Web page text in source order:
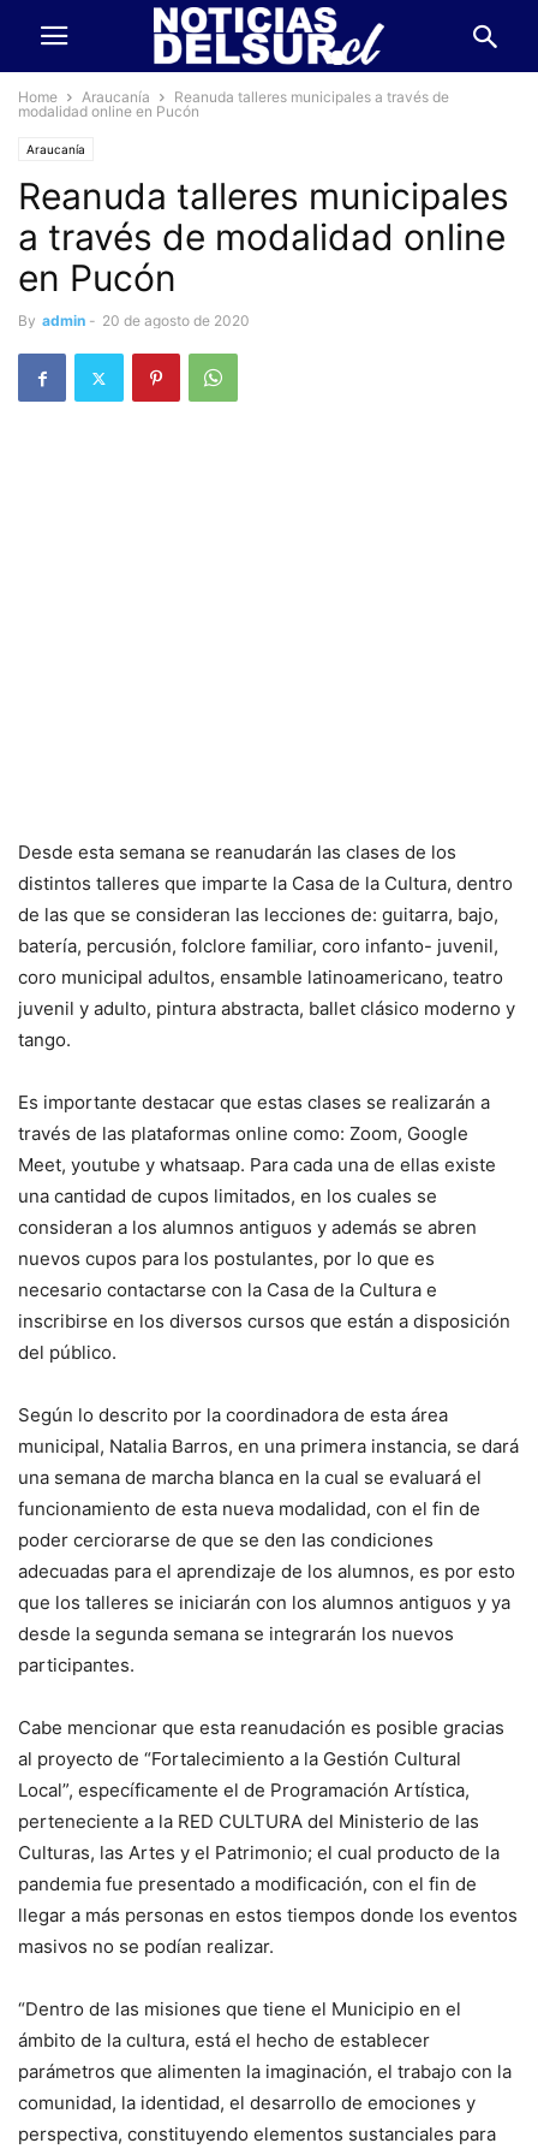
Home Araucanía
Reanuda talleres municipales a través de
modalidad online en Pucón
Araucanía
Reanuda talleres municipales
a través de modalidad online
en Pucón
By admin - 20 de agosto de 2020
Desde esta semana se reanudarán las clases de los
distintos talleres que imparte la Casa de la Cultura, dentro
de las que se consideran las lecciones de: guitarra, bajo,
batería, percusión, folclore familiar, coro infanto- juvenil,
coro municipal adultos, ensamble latinoamericano, teatro
juvenil y adulto, pintura abstracta, ballet clásico moderno y
tango.
Es importante destacar que estas clases se realizarán a
través de las plataformas online como: Zoom, Google
Meet, youtube y whatsaap. Para cada una de ellas existe
una cantidad de cupos limitados, en los cuales se
consideran a los alumnos antiguos y además se abren
nuevos cupos para los postulantes, por lo que es
necesario contactarse con la Casa de la Cultura e
inscribirse en los diversos cursos que están a disposición
del público.
Según lo descrito por la coordinadora de esta área
municipal, Natalia Barros, en una primera instancia, se dará
una semana de marcha blanca en la cual se evaluará el
funcionamiento de esta nueva modalidad, con el fin de
poder cerciorarse de que se den las condiciones
adecuadas para el aprendizaje de los alumnos, es por esto
que los talleres se iniciarán con los alumnos antiguos y ya
desde la segunda semana se integrarán los nuevos
participantes.
Cabe mencionar que esta reanudación es posible gracias
al proyecto de “Fortalecimiento a la Gestión Cultural
Local”, específicamente el de Programación Artística,
perteneciente a la RED CULTURA del Ministerio de las
Culturas, las Artes y el Patrimonio; el cual producto de la
pandemia fue presentado a modificación, con el fin de
llegar a más personas en estos tiempos donde los eventos
masivos no se podían realizar.
“Dentro de las misiones que tiene el Municipio en el
ámbito de la cultura, está el hecho de establecer
parámetros que alimenten la imaginación, el trabajo con la
comunidad, la identidad, el desarrollo de emociones y
perspectiva, constituyendo elementos sustanciales para